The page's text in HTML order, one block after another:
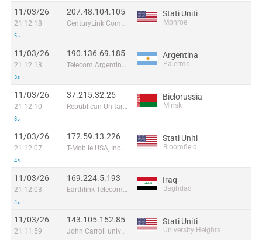
11/03/26
21:12:18
5s
207.48.104.105
CenturyLink Communications
Stati Uniti
Monroe
11/03/26
21:12:13
3s
190.136.69.185
Telecom Argentina S.A.
Argentina
Palermo
11/03/26
21:12:10
3s
37.215.32.25
Republican Unitary Telecommunication Enterprise Beltelecom
Bielorussia
Minsk
11/03/26
21:12:07
4s
172.59.13.226
T-Mobile USA, Inc.
Stati Uniti
Bloomfield
11/03/26
21:12:03
4s
169.224.5.193
Earthlink Telecommunications Equipment Trading & Services DMCC
Iraq
Baghdad
11/03/26
21:11:59
143.105.152.85
John Carroll university
Stati Uniti
University Heights